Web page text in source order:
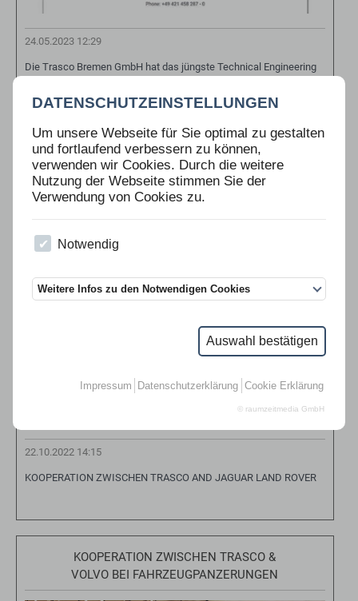
DATENSCHUTZEINSTELLUNGEN
Um unsere Webseite für Sie optimal zu gestalten
und fortlaufend verbessern zu können,
verwenden wir Cookies. Durch die weitere
Nutzung der Webseite stimmen Sie der
Verwendung von Cookies zu.
Notwendig
Weitere Infos zu den Notwendigen Cookies
Auswahl bestätigen
Impressum Datenschutzerklärung Cookie Erklärung
© raumzeitmedia GmbH
24.05.2023 12:29
Die Trasco Bremen GmbH hat das jüngste Technical Engineering
Programme erfolgreich abgeschlossen.
KOOPERATION ZWISCHEN TRASCO AND
JAGUAR LAND ROVER
22.10.2022 14:15
KOOPERATION ZWISCHEN TRASCO AND JAGUAR LAND ROVER
KOOPERATION ZWISCHEN TRASCO &
VOLVO BEI FAHRZEUGPANZERUNGEN